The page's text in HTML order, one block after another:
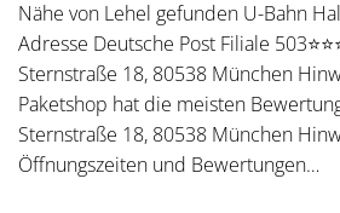
Nähe von Lehel gefunden U-Bahn
Adresse Deutsche Post Filiale
Sternstraße 18, 80538 München
Paketshop hat die meisten
Sternstraße 18, 80538 München
Öffnungszeiten und Bewertungen…